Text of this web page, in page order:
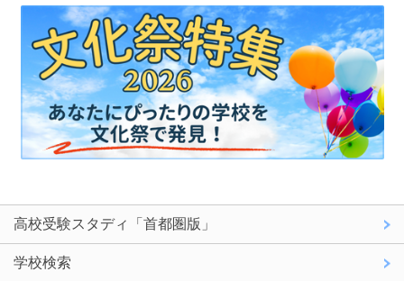
高校受験スタディ「首都圏版」
学校検索